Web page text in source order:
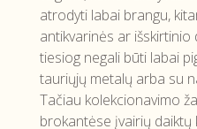
atrodyti labai brangu,
antikvarinės ar
tiesiog negali būti labai
tauriųjų metalų arba su
Tačiau kolekcionavimo
brokantėse įvairių daiktų